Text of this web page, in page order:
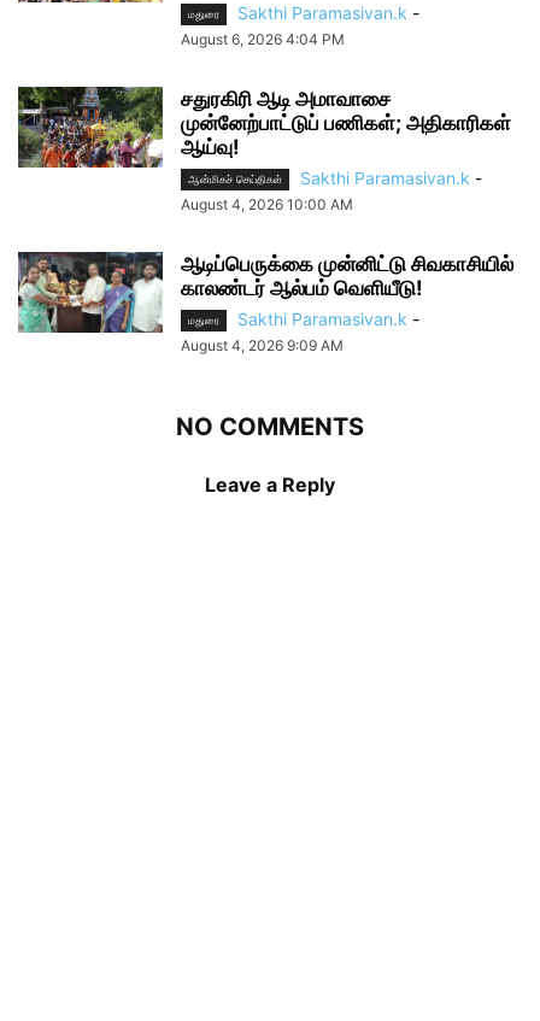
மதுரை Sakthi Paramasivan.k -
August 6, 2026 4:04 PM
சதுரகிரி ஆடி அமாவாசை
முன்னேற்பாட்டுப் பணிகள்; அதிகாரிகள்
ஆய்வு!
ஆன்மிகச் செய்திகள் Sakthi Paramasivan.k -
August 4, 2026 10:00 AM
ஆடிப்பெருக்கை முன்னிட்டு சிவகாசியில்
காலண்டர் ஆல்பம் வெளியீடு!
மதுரை Sakthi Paramasivan.k -
August 4, 2026 9:09 AM
NO COMMENTS
Leave a Reply